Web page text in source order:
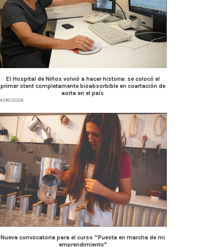
El Hospital de Niños volvió a hacer historia: se colocó el
primer stent completamente bioabsorbible en coartación de
aorta en el país
08/2026
Nueva convocatoria para el curso “Puesta en marcha de mi
emprendimiento”